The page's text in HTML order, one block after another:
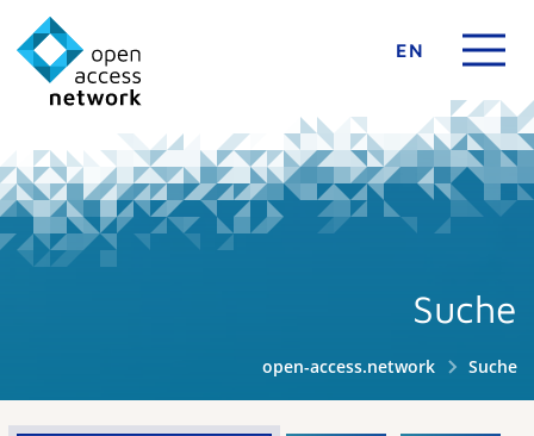
EN
Suche
open-access.network Suche